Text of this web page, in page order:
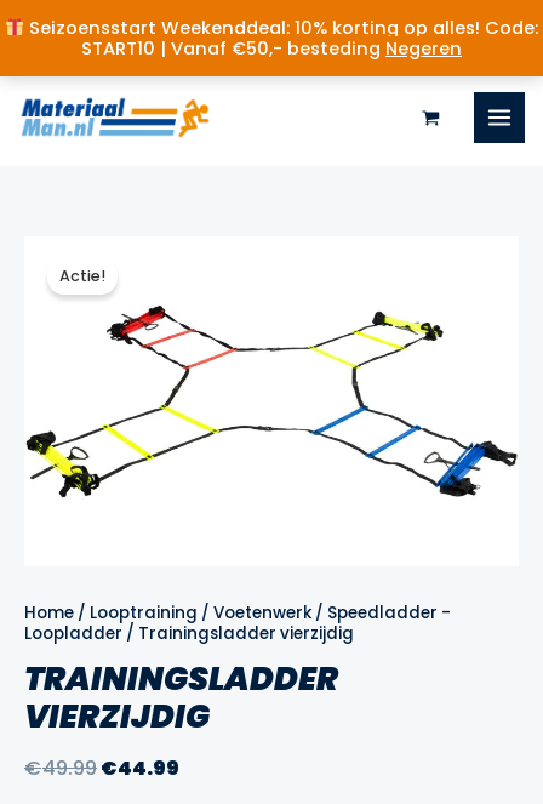
Seizoensstart Weekenddeal: 10% korting op alles! Code:
START10 | Vanaf €50,- besteding Negeren
Ga
naar
de
inhoud
Actie!
Home / Looptraining / Voetenwerk / Speedladder -
Loopladder / Trainingsladder vierzijdig
TRAININGSLADDER
VIERZIJDIG
€49.99Oorspronkelijke
€44.99